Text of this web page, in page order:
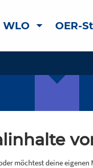
WLO OER-
möchtest deine